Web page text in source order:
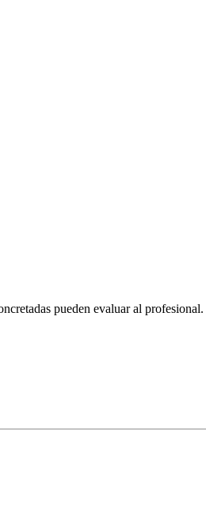
pueden evaluar al profesional.